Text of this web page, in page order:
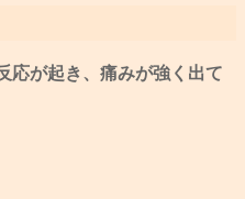
応が起き、痛みが強く出て